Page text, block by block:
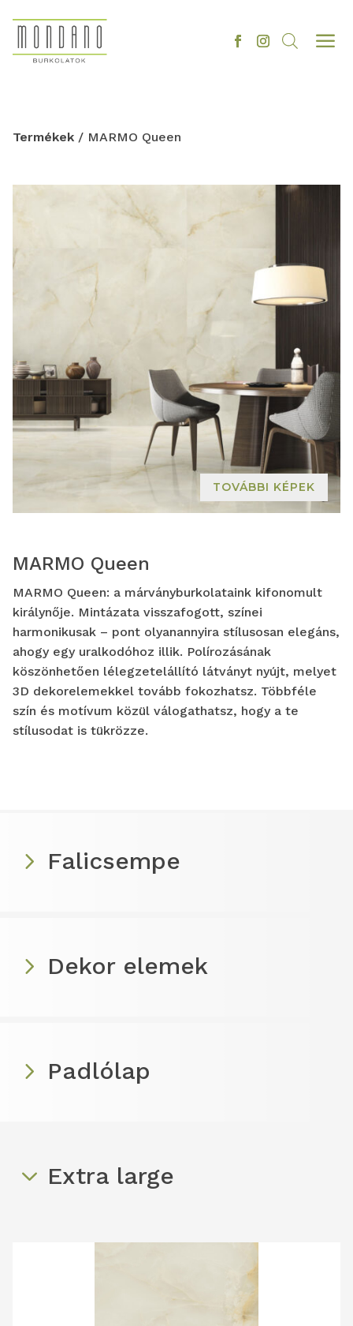
a
Termékek / MARMO Queen
TOVÁBBI KÉPEK
MARMO Queen
MARMO Queen: a márványburkolataink kifonomult
királynője. Mintázata visszafogott, színei
harmonikusak – pont olyanannyira stílusosan elegáns,
ahogy egy uralkodóhoz illik. Polírozásának
köszönhetően lélegzetelállító látványt nyújt, melyet
3D dekorelemekkel tovább fokozhatsz. Többféle
szín és motívum közül válogathatsz, hogy a te
stílusodat is tükrözze.
Falicsempe
Dekor elemek
Padlólap
Extra large